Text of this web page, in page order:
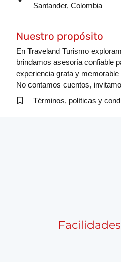
Santander, Colombia
Nuestro propósito
En Traveland Turismo
brindamos asesoría confiable
experiencia grata y
No contamos cuentos,
Términos, políticas y